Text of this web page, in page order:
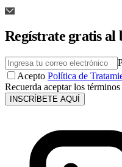
Regístrate gratis al
Acepto Política de
Recuerda aceptar los
INSCRÍBETE AQUÍ